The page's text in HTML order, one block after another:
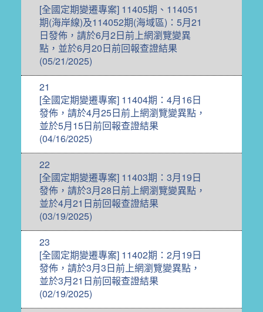
[全國定期變遷專案] 11405期、114051
期(海岸線)及114052期(海域區)：5月21
日發佈，請於6月2日前上網瀏覽變異
點，並於6月20日前回報查證結果
(05/21/2025)
21
[全國定期變遷專案] 11404期：4月16日
發佈，請於4月25日前上網瀏覽變異點，
並於5月15日前回報查證結果
(04/16/2025)
22
[全國定期變遷專案] 11403期：3月19日
發佈，請於3月28日前上網瀏覽變異點，
並於4月21日前回報查證結果
(03/19/2025)
23
[全國定期變遷專案] 11402期：2月19日
發佈，請於3月3日前上網瀏覽變異點，
並於3月21日前回報查證結果
(02/19/2025)